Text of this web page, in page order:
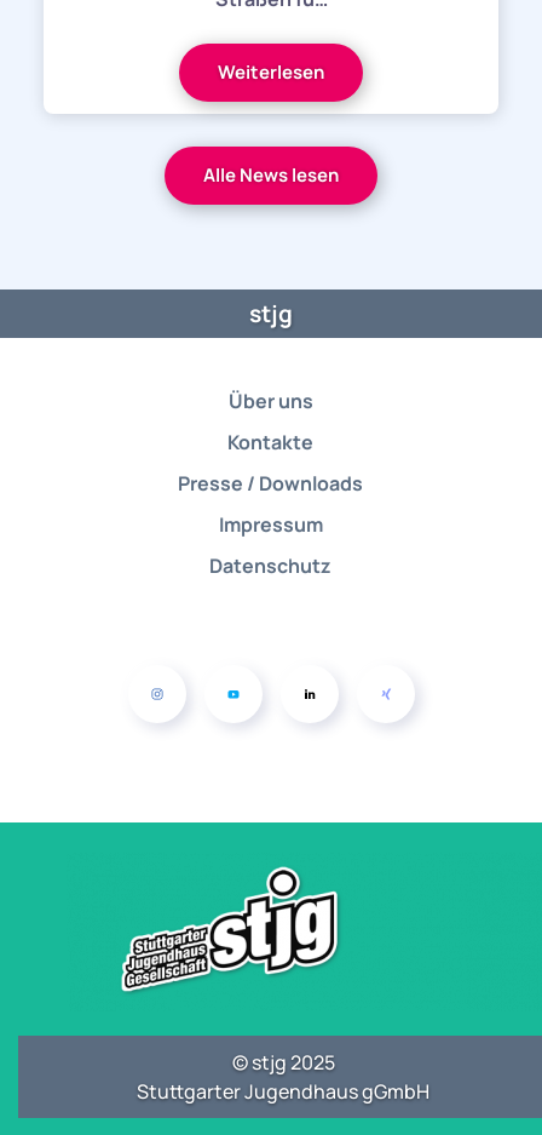
Weiterlesen
Alle News lesen
stjg
Über uns
Kontakte
Presse / Downloads
Impressum
Datenschutz
© stjg 2025
Stuttgarter Jugendhaus gGmbH